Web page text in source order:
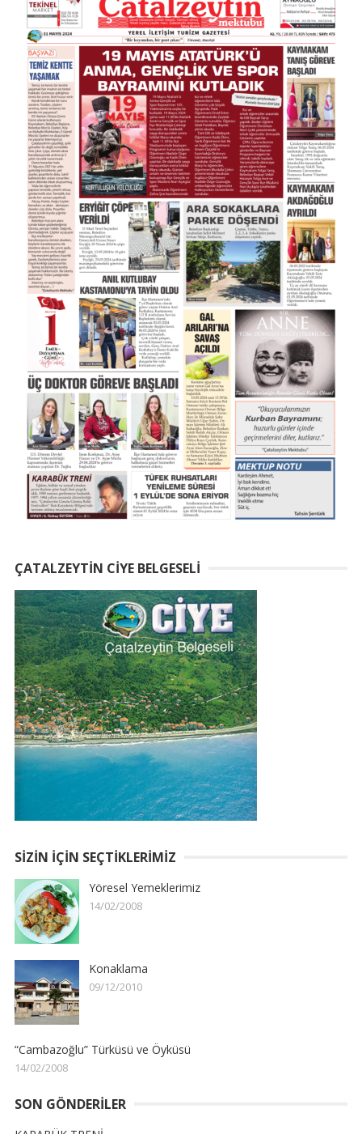
ÇATALZEYTIN CIYE BELGESELI
SIZIN İÇIN SEÇTIKLERIMIZ
Yöresel Yemeklerimiz
14/02/2008
Konaklama
09/12/2010
“Cambazoğlu” Türküsü ve Öyküsü
14/02/2008
SON GÖNDERILER